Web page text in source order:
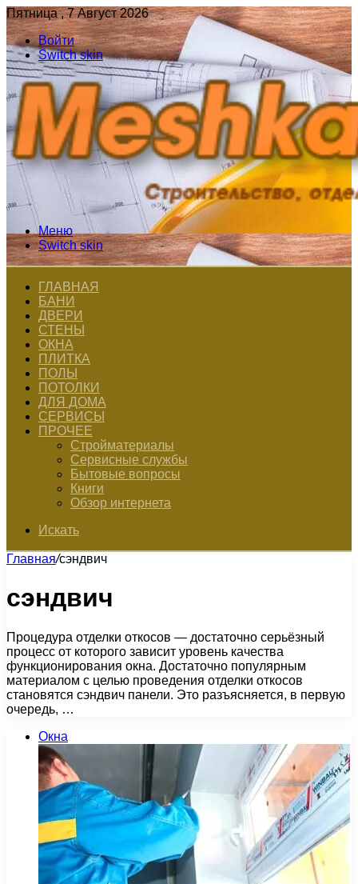
Пятница , 7 Август 2026
Войти
Switch skin
Меню
Switch skin
ГЛАВНАЯ
БАНИ
ДВЕРИ
СТЕНЫ
ОКНА
ПЛИТКА
ПОЛЫ
ПОТОЛКИ
ДЛЯ ДОМА
СЕРВИСЫ
ПРОЧЕЕ
Стройматериалы
Сервисные службы
Бытовые вопросы
Книги
Обзор интернета
Искать
Главная/сэндвич
сэндвич
Процедура отделки откосов — достаточно серьёзный
процесс от которого зависит уровень качества
функционирования окна. Достаточно популярным
материалом с целью проведения отделки откосов
становятся сэндвич панели. Это разъясняется, в первую
очередь, …
Окна